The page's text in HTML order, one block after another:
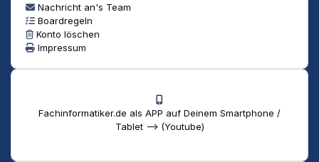
Nachricht an's Team
Boardregeln
Konto löschen
Impressum
Fachinformatiker.de als APP auf Deinem Smartphone /
Tablet --> (Youtube)